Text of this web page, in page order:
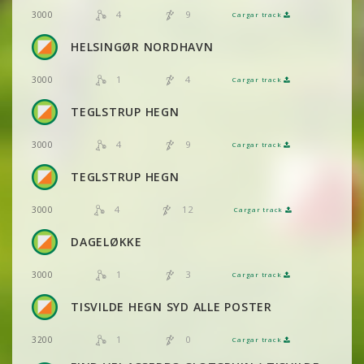
3000 4 9 Cargar track
VER 2DRERUN
HELSINGØR NORDHAVN
3000 1 4 Cargar track
VER 2DRERUN
TEGLSTRUP HEGN
3000 4 9 Cargar track
VER 2DRERUN
VER
VER
VER 2DRERUN
TEGLSTRUP HEGN
3000 4 12 Cargar track
VER 2DRERUN
VER
VER
VER 2DRERUN
DAGELØKKE
3000 1 3 Cargar track
VER 2DRERUN
TISVILDE HEGN SYD ALLE POSTER
3200 1 0 Cargar track
VER 2DRERUN